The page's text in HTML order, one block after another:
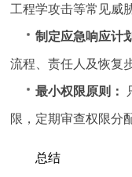
工程学攻击等常见威
制定应急响应计
流程、责任人及恢复
最小权限原则：
限，定期审查权限分
总结